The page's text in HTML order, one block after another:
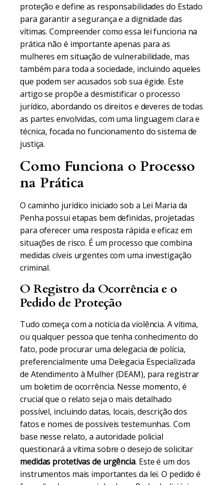
proteção e define as responsabilidades do Estado
para garantir a segurança e a dignidade das
vítimas. Compreender como essa lei funciona na
prática não é importante apenas para as
mulheres em situação de vulnerabilidade, mas
também para toda a sociedade, incluindo aqueles
que podem ser acusados sob sua égide. Este
artigo se propõe a desmistificar o processo
jurídico, abordando os direitos e deveres de todas
as partes envolvidas, com uma linguagem clara e
técnica, focada no funcionamento do sistema de
justiça.
Como Funciona o Processo
na Prática
O caminho jurídico iniciado sob a Lei Maria da
Penha possui etapas bem definidas, projetadas
para oferecer uma resposta rápida e eficaz em
situações de risco. É um processo que combina
medidas cíveis urgentes com uma investigação
criminal.
O Registro da Ocorrência e o
Pedido de Proteção
Tudo começa com a notícia da violência. A vítima,
ou qualquer pessoa que tenha conhecimento do
fato, pode procurar uma delegacia de polícia,
preferencialmente uma Delegacia Especializada
de Atendimento à Mulher (DEAM), para registrar
um boletim de ocorrência. Nesse momento, é
crucial que o relato seja o mais detalhado
possível, incluindo datas, locais, descrição dos
fatos e nomes de possíveis testemunhas. Com
base nesse relato, a autoridade policial
questionará a vítima sobre o desejo de solicitar
medidas protetivas de urgência. Este é um dos
instrumentos mais importantes da lei. O pedido é